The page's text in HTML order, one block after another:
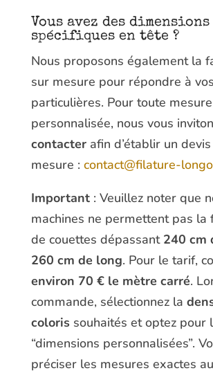
Vous avez des dimensions
spécifiques en tête ?
Nous proposons également la
sur mesure pour répondre à
particulières. Pour toute mesure
personnalisée, nous vous
contacterafin d’établir un
mesure : contact@filature-
Important: Veuillez noter que
machines ne permettent pas la
de couettes dépassant 240 cm
260 cm de long. Pour le tarif,
environ 70 € le mètre carré.
commande, sélectionnez la
coloris souhaités et optez pour
“dimensions personnalisées”.
préciser les mesures exactes